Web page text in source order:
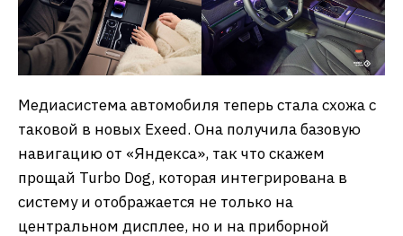
Медиасистема автомобиля теперь стала схожа с
таковой в новых Exeed. Она получила базовую
навигацию от «Яндекса», так что скажем
прощай Turbo Dog, которая интегрирована в
систему и отображается не только на
центральном дисплее, но и на приборной